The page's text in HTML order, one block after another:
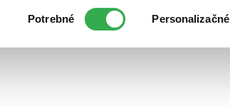
súhlasu
Potrebné Personalizačné